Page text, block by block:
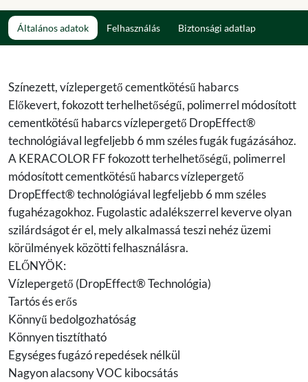
Általános adatok Felhasználás Biztonsági adatlap
Színezett, vízlepergető cementkötésű habarcs
Előkevert, fokozott terhelhetőségű, polimerrel módosított
cementkötésű habarcs vízlepergető DropEffect®
technológiával legfeljebb 6 mm széles fugák fugázásához.
A KERACOLOR FF fokozott terhelhetőségű, polimerrel
módosított cementkötésű habarcs vízlepergető
DropEffect® technológiával legfeljebb 6 mm széles
fugahézagokhoz. Fugolastic adalékszerrel keverve olyan
szilárdságot ér el, mely alkalmassá teszi nehéz üzemi
körülmények közötti felhasználásra.
ELŐNYÖK:
Vízlepergető (DropEffect® Technológia)
Tartós és erős
Könnyű bedolgozhatóság
Könnyen tisztítható
Egységes fugázó repedések nélkül
Nagyon alacsony VOC kibocsátás